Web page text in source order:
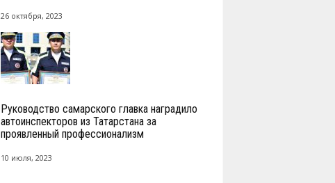
26 октября, 2023
Руководство самарского главка наградило
автоинспекторов из Татарстана за
проявленный профессионализм
10 июля, 2023